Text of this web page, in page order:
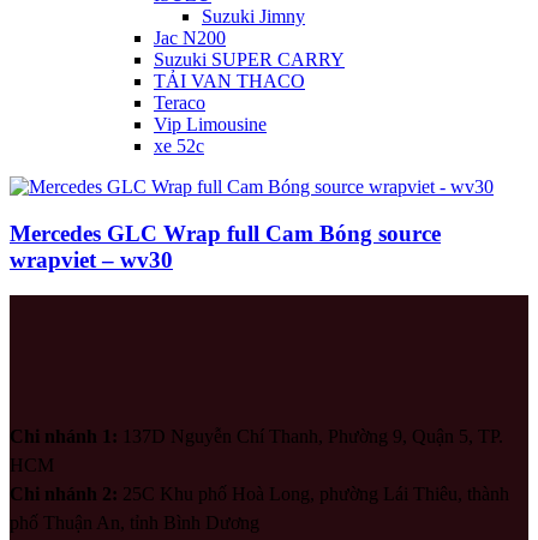
Suzuki Jimny
Jac N200
Suzuki SUPER CARRY
TẢI VAN THACO
Teraco
Vip Limousine
xe 52c
Mercedes GLC Wrap full Cam Bóng source
wrapviet – wv30
Chi nhánh 1: 137D Nguyễn Chí Thanh, Phường 9, Quận 5, TP.
HCM
Chi nhánh 2: 25C Khu phố Hoà Long, phường Lái Thiêu, thành
phố Thuận An, tỉnh Bình Dương